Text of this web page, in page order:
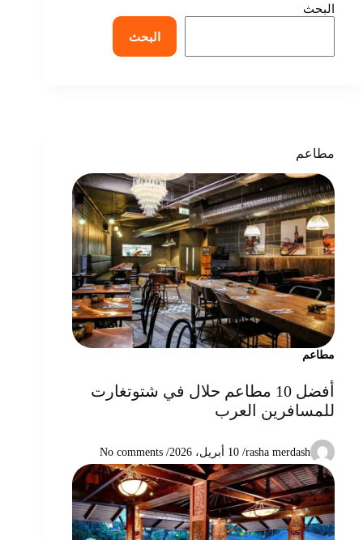
البحث
البحث
مطاعم
مطاعم
أفضل 10 مطاعم حلال في شتوتغارت
للمسافرين العرب
rasha merdash
/ 10 أبريل، 2026 / No comments